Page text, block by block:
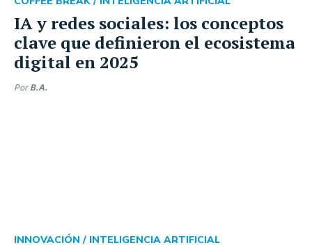
IA y redes sociales: los conceptos
clave que definieron el ecosistema
digital en 2025
Por B.A.
INNOVACIÓN / INTELIGENCIA ARTIFICIAL